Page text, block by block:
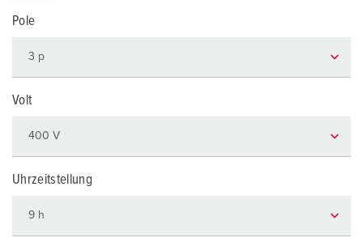
Pole
Volt
Uhrzeitstellung